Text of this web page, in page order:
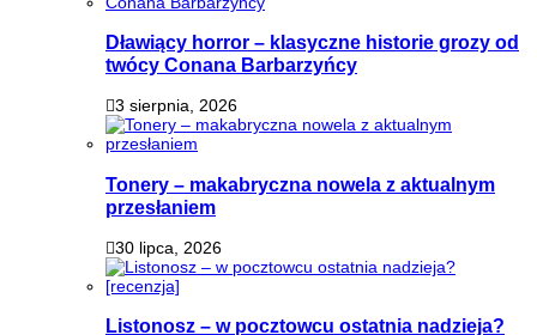
Dławiący horror – klasyczne historie grozy od
twócy Conana Barbarzyńcy
3 sierpnia, 2026
Tonery – makabryczna nowela z aktualnym
przesłaniem
30 lipca, 2026
Listonosz – w pocztowcu ostatnia nadzieja?